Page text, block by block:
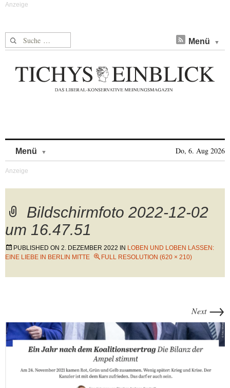
Suche nach: Menü
Menü Do, 6. Aug 2026
Bildschirmfoto 2022-12-02
um 16.47.51
PUBLISHED ON 2. DEZEMBER 2022 IN LOBEN UND LOBEN LASSEN:
EINE LIEBE IN BERLIN MITTE
FULL RESOLUTION (620 × 210)
Next →